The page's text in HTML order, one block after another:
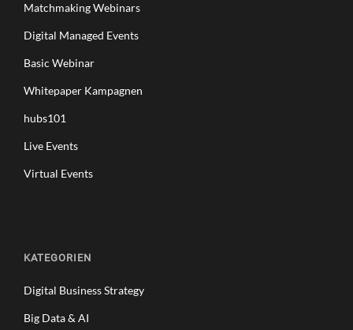
Matchmaking Webinars
Digital Managed Events
Basic Webinar
Whitepaper Kampagnen
hubs101
Live Events
Virtual Events
KATEGORIEN
Digital Business Strategy
Big Data & AI